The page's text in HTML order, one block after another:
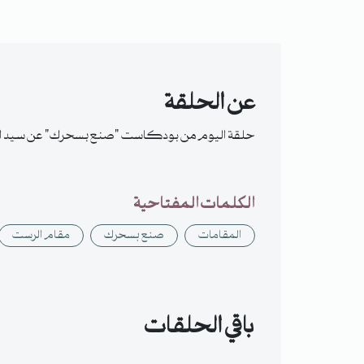
عن الحلقة
حلقة اليوم من بودكاست "صنع بسحرك" عن سيد
الكلمات المفتاحية
المقامات صنع بسحرك مقام الرست
باقي الحلقات